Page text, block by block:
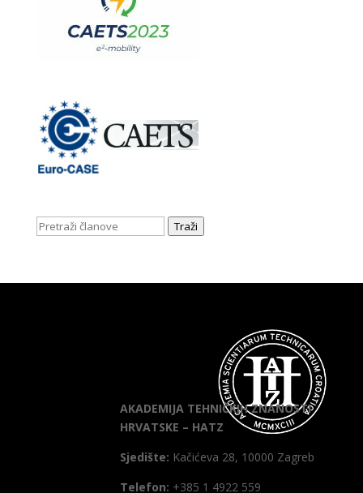
Traži
AKADEMIJA TEHNIČKIH ZNANOSTI
HRVATSKE – HATZ
Sjedište: Kačićeva 28, 10000 Zagreb
Telefon: +385 1 4922 559